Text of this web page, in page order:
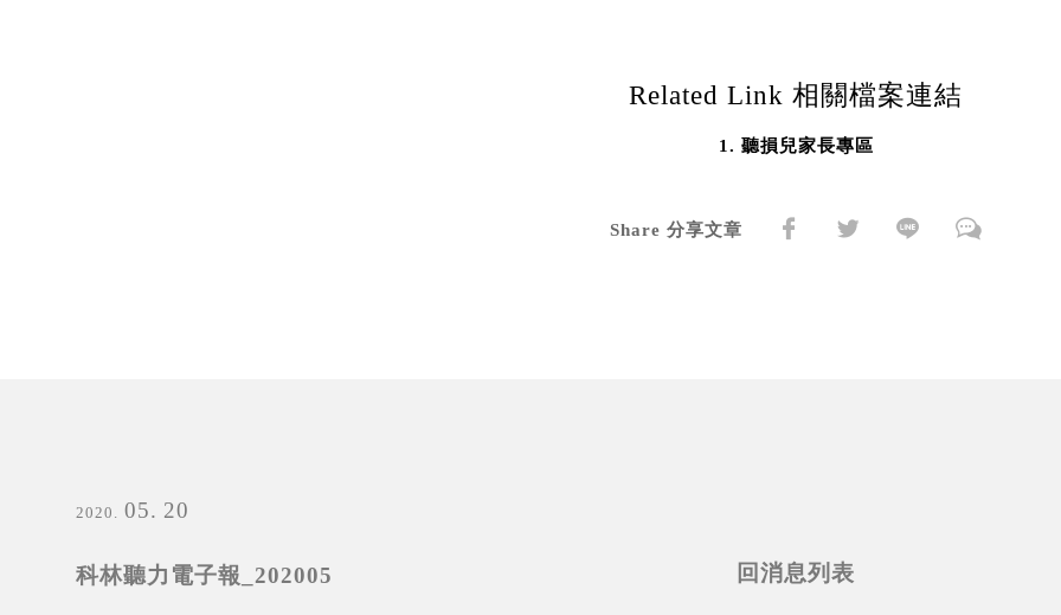
Related Link 相關檔案連結
聽損兒家長專區
Share 分享文章
2020 05 20
科林聽力電子報_202005 回消息列表